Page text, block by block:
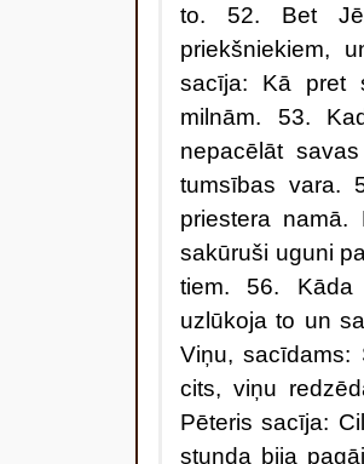
to. 52. Bet
priekšniekiem,
sacīja: Kā pret
milnām. 53.
nepacēlāt
tumsības vara.
priestera
sakūruši uguni
tiem. 56. Kāda
uzlūkoja to un
Viņu,
cits, viņu
Pēteris sacīja:
stunda bija